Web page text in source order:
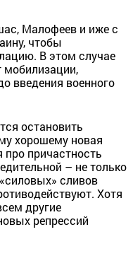
Малофеев и иже с
чтобы
В этом случае
мобилизации,
введения военного
остановить
хорошему новая
про причастность
– не только
сливов
Хотя
другие
репрессий